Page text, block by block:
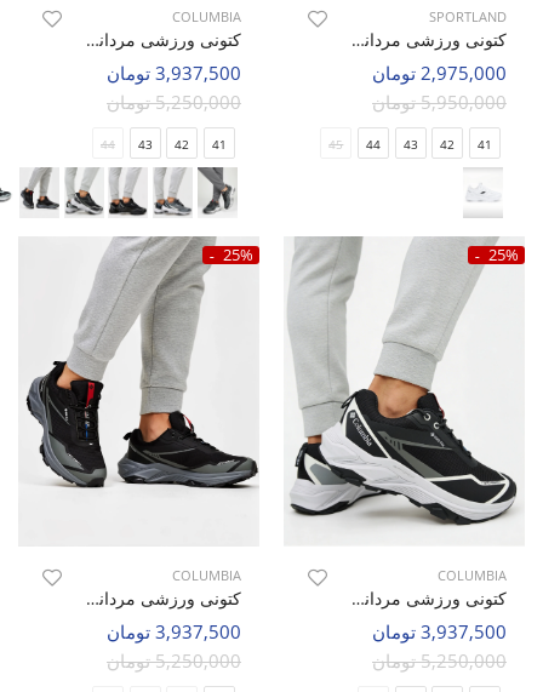
SPORTLAND
کتونی ورزشی مردانه اسپورتلند Flux Walk M
2,975,000 تومان
5,950,000 تومان
41
42
43
44
45
COLUMBIA
کتونی ورزشی مردانه کلمبیا Columbia Core Tex M
3,937,500 تومان
5,250,000 تومان
41
42
43
44
25%
COLUMBIA
کتونی ورزشی مردانه کلمبیا Columbia Core Tex M
3,937,500 تومان
5,250,000 تومان
25%
COLUMBIA
کتونی ورزشی مردانه کلمبیا Columbia Core Tex M
3,937,500 تومان
5,250,000 تومان